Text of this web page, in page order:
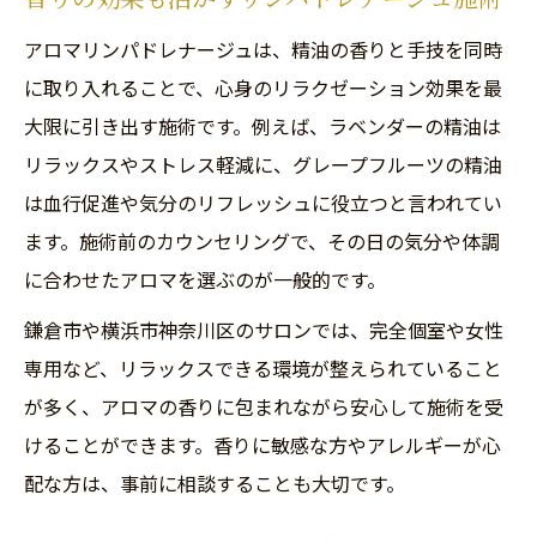
体調や目的別で選ぶリンパドレナージュの活用
法
自分に合うリンパドレナージュの選び方ガ
イド
むくみ・疲労・ストレスに適した施術の選
定法
予約を取る前に知りたいリンパドレナージ
ュのポイント
通いやすさ重視のサロン選びチェックポイ
ント
アロマやメンズ対応も視野に入れた選択術
アロマリンパドレナージュは、精油の香りと手技を同時
に取り入れることで、心身のリラクゼーション効果を最
大限に引き出す施術です。例えば、ラベンダーの精油は
リラックスやストレス軽減に、グレープフルーツの精油
は血行促進や気分のリフレッシュに役立つと言われてい
ます。施術前のカウンセリングで、その日の気分や体調
に合わせたアロマを選ぶのが一般的です。
鎌倉市や横浜市神奈川区のサロンでは、完全個室や女性
専用など、リラックスできる環境が整えられていること
が多く、アロマの香りに包まれながら安心して施術を受
けることができます。香りに敏感な方やアレルギーが心
配な方は、事前に相談することも大切です。